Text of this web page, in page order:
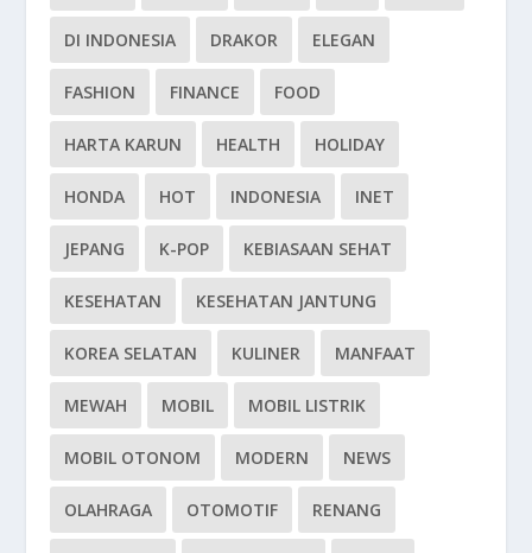
DI INDONESIA DRAKOR ELEGAN
FASHION FINANCE FOOD
HARTA KARUN HEALTH HOLIDAY
HONDA HOT INDONESIA INET
JEPANG K-POP KEBIASAAN SEHAT
KESEHATAN KESEHATAN JANTUNG
KOREA SELATAN KULINER MANFAAT
MEWAH MOBIL MOBIL LISTRIK
MOBIL OTONOM MODERN NEWS
OLAHRAGA OTOMOTIF RENANG